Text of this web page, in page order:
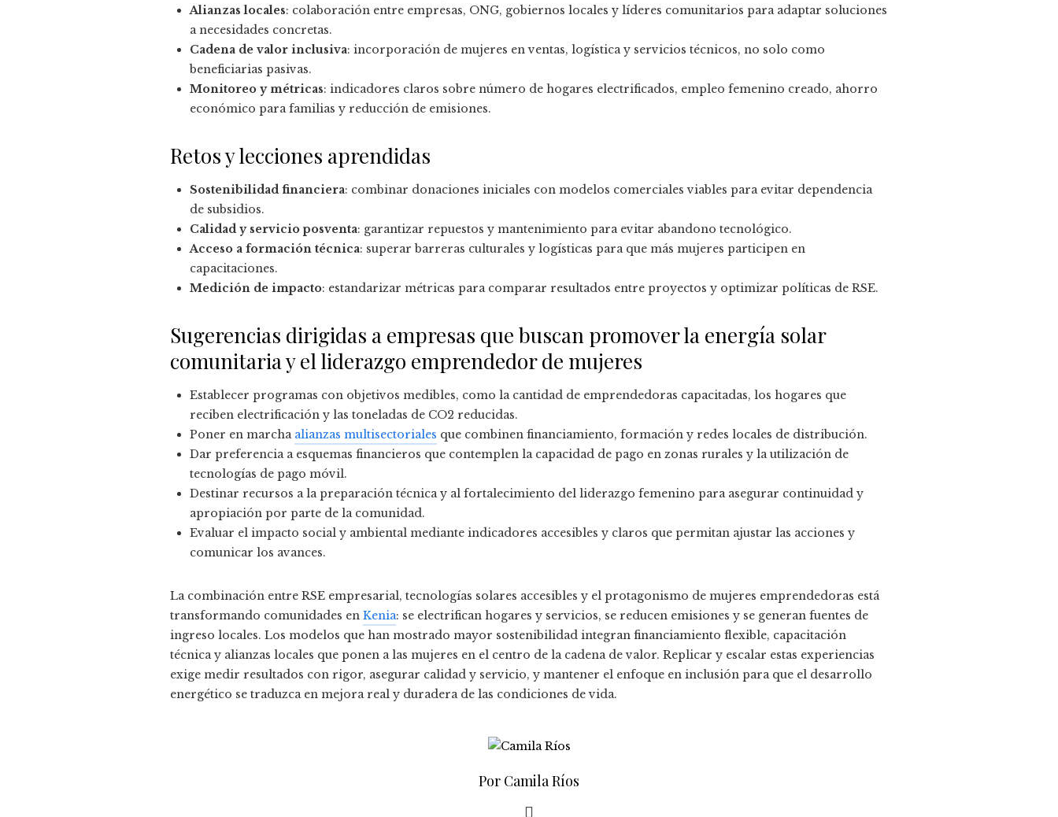
Alianzas locales: colaboración entre empresas, ONG, gobiernos locales y líderes comunitarios para adaptar soluciones
a necesidades concretas.
Cadena de valor inclusiva: incorporación de mujeres en ventas, logística y servicios técnicos, no solo como
beneficiarias pasivas.
Monitoreo y métricas: indicadores claros sobre número de hogares electrificados, empleo femenino creado, ahorro
económico para familias y reducción de emisiones.
Retos y lecciones aprendidas
Sostenibilidad financiera: combinar donaciones iniciales con modelos comerciales viables para evitar dependencia
de subsidios.
Calidad y servicio posventa: garantizar repuestos y mantenimiento para evitar abandono tecnológico.
Acceso a formación técnica: superar barreras culturales y logísticas para que más mujeres participen en
capacitaciones.
Medición de impacto: estandarizar métricas para comparar resultados entre proyectos y optimizar políticas de RSE.
Sugerencias dirigidas a empresas que buscan promover la energía solar
comunitaria y el liderazgo emprendedor de mujeres
Establecer programas con objetivos medibles, como la cantidad de emprendedoras capacitadas, los hogares que
reciben electrificación y las toneladas de CO2 reducidas.
Poner en marcha alianzas multisectoriales que combinen financiamiento, formación y redes locales de distribución.
Dar preferencia a esquemas financieros que contemplen la capacidad de pago en zonas rurales y la utilización de
tecnologías de pago móvil.
Destinar recursos a la preparación técnica y al fortalecimiento del liderazgo femenino para asegurar continuidad y
apropiación por parte de la comunidad.
Evaluar el impacto social y ambiental mediante indicadores accesibles y claros que permitan ajustar las acciones y
comunicar los avances.
La combinación entre RSE empresarial, tecnologías solares accesibles y el protagonismo de mujeres emprendedoras está
transformando comunidades en Kenia: se electrifican hogares y servicios, se reducen emisiones y se generan fuentes de
ingreso locales. Los modelos que han mostrado mayor sostenibilidad integran financiamiento flexible, capacitación
técnica y alianzas locales que ponen a las mujeres en el centro de la cadena de valor. Replicar y escalar estas experiencias
exige medir resultados con rigor, asegurar calidad y servicio, y mantener el enfoque en inclusión para que el desarrollo
energético se traduzca en mejora real y duradera de las condiciones de vida.
Por Camila Ríos